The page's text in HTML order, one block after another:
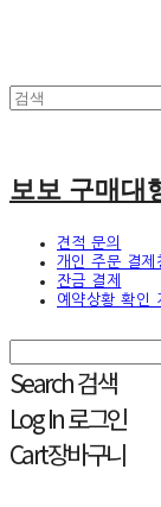
보보 구매대
견적 문의
개인 주문 결제
잔금 결제
예약상황 확인
Search검색
Log In로그인
Cart장바구니